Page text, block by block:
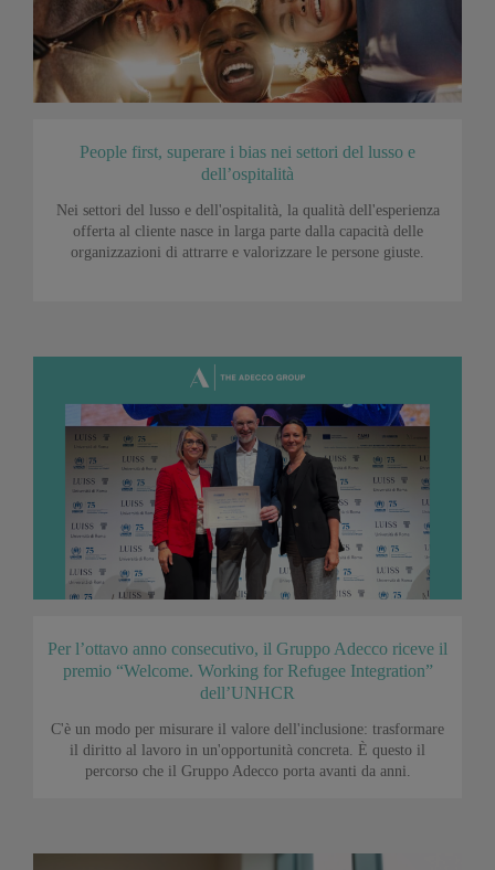
People first, superare i bias nei settori del lusso e
dell’ospitalità
Nei settori del lusso e dell'ospitalità, la qualità dell'esperienza
offerta al cliente nasce in larga parte dalla capacità delle
organizzazioni di attrarre e valorizzare le persone giuste.
Per l’ottavo anno consecutivo, il Gruppo Adecco riceve il
premio “Welcome. Working for Refugee Integration”
dell’UNHCR
C'è un modo per misurare il valore dell'inclusione: trasformare
il diritto al lavoro in un'opportunità concreta. È questo il
percorso che il Gruppo Adecco porta avanti da anni.